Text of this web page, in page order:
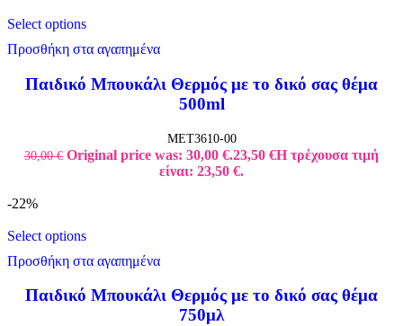
Select options
Προσθήκη στα αγαπημένα
Παιδικό Μπουκάλι Θερμός με το δικό σας θέμα
500ml
MET3610-00
30,00€ Original price was: 30,00 €.23,50 €Η τρέχουσα τιμή
είναι: 23,50 €.
-22%
Select options
Προσθήκη στα αγαπημένα
Παιδικό Μπουκάλι Θερμός με το δικό σας θέμα
750μλ